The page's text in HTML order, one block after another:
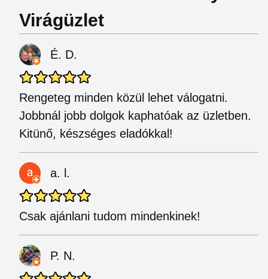
Virágüzlet
É. D.
Rengeteg minden közül lehet válogatni.
Jobbnál jobb dolgok kaphatóak az üzletben.
Kitünő, készséges eladókkal!
a. l.
Csak ajánlani tudom mindenkinek!
P. N.